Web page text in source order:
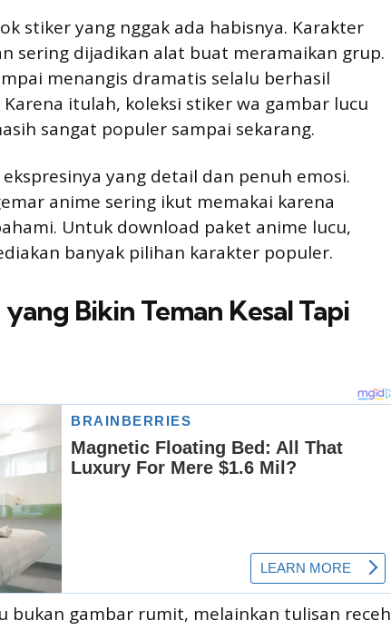
stiker yang nggak ada habisnya. Karakter
sering dijadikan alat buat meramaikan grup.
menangis dramatis selalu berhasil
itulah, koleksi stiker wa gambar lucu
sangat populer sampai sekarang.
yang detail dan penuh emosi.
anime sering ikut memakai karena
Untuk download paket anime lucu,
banyak pilihan karakter populer.
Bikin Teman Kesal Tapi
bukan gambar rumit, melainkan tulisan receh